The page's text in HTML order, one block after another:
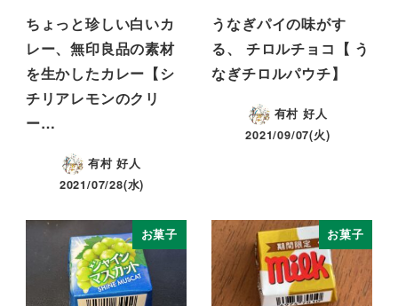
ちょっと珍しい白いカ
レー、無印良品の素材
を生かしたカレー【シ
チリアレモンのクリ
ー…
有村 好人
2021/07/28(水)
うなぎパイの味がす
る、 チロルチョコ【 う
なぎチロルパウチ】
有村 好人
2021/09/07(火)
お菓子 お菓子